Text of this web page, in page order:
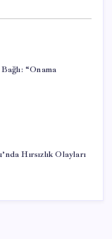
“Onama
Hırsızlık Olayları